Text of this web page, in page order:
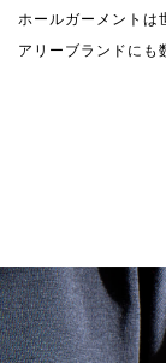
ホールガーメントは
アリーブランドにも